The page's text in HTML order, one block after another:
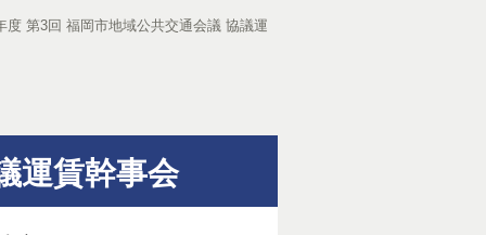
度 第3回 福岡市地域公共交通会議 協議運
運賃幹事会